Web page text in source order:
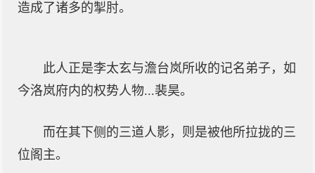
造成了诸多的掣肘。
此人正是李太玄与澹台岚所收的记名弟子，如
今洛岚府内的权势人物...裴昊。
而在其下侧的三道人影，则是被他所拉拢的三
位阁主。